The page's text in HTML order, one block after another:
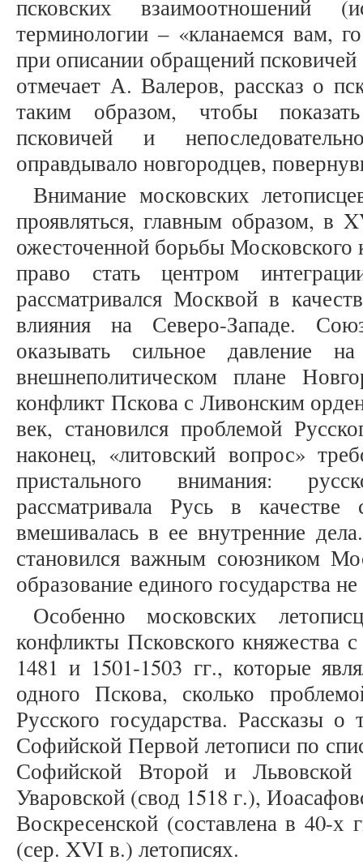
псковских взаимоотношений
терминологии – «кланаемся вам,
при описании обращений
отмечает А. Валеров, рассказ о
таким образом, чтобы
псковичей и
оправдывало новгородцев,
Внимание московских
проявляться, главным образом, в
ожесточенной борьбы Московского
право стать центром
рассматривался Москвой в
влияния на Северо-Западе.
оказывать сильное давление
внешнеполитическом плане
конфликт Пскова с Ливонским
век, становился проблемой
наконец, «литовский вопрос»
пристального внимания:
рассматривала Русь в
вмешивалась в ее внутренние
становился важным союзником
образование единого государства
Особенно московских
конфликты Псковского княжества
1481 и 1501-1503 гг., которые
одного Пскова, сколько
Русского государства. Рассказы
Софийской Первой летописи по
Софийской Второй и
Уваровской (свод 1518 г.),
Воскресенской (составлена в 40-
(сер. XVI в.) летописях.